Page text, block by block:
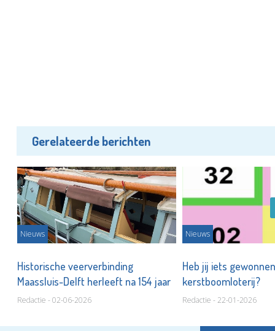
Gerelateerde berichten
Nieuws
Historische veerverbinding
Maassluis-Delft herleeft na 154 jaar
Redactie - 02-06-2026
Nieuws
Heb jij iets
kerstboomloterij?
Redactie - 22-01-2026